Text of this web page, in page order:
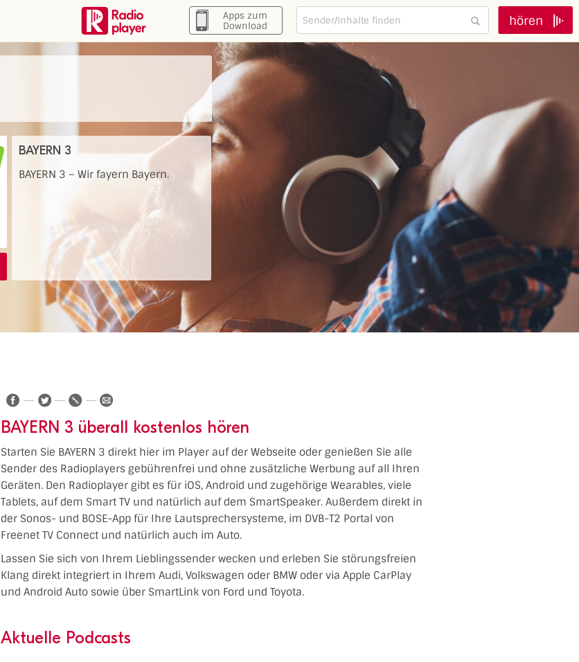
Apps zum
Download
hören
BAYERN 3
BAYERN 3 – Wir fayern Bayern.
BAYERN 3 überall kostenlos hören
Starten Sie BAYERN 3 direkt hier im Player auf der Webseite oder genießen Sie alle
Sender des Radioplayers gebührenfrei und ohne zusätzliche Werbung auf all Ihren
Geräten. Den Radioplayer gibt es für iOS, Android und zugehörige Wearables, viele
Tablets, auf dem Smart TV und natürlich auf dem SmartSpeaker. Außerdem direkt in
der Sonos- und BOSE-App für Ihre Lautsprechersysteme, im DVB-T2 Portal von
Freenet TV Connect und natürlich auch im Auto.
Lassen Sie sich von Ihrem Lieblingssender wecken und erleben Sie störungsfreien
Klang direkt integriert in Ihrem Audi, Volkswagen oder BMW oder via Apple CarPlay
und Android Auto sowie über SmartLink von Ford und Toyota.
Aktuelle Podcasts